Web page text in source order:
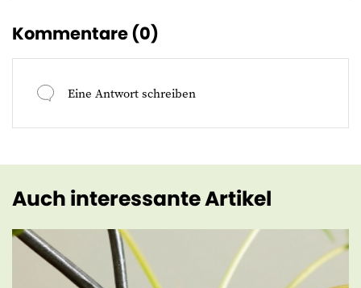
Kommentare (0)
Eine Antwort schreiben
Auch interessante Artikel